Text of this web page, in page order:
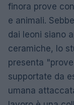
finora prove
e animali.
dai leoni siano
ceramiche, lo
presenta
supportate da
umana